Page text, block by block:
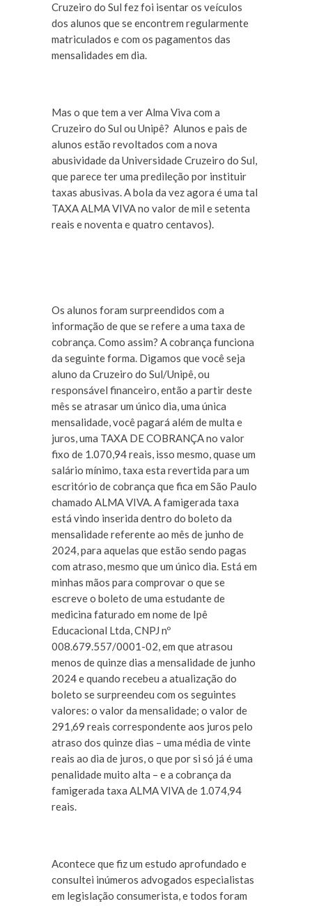
Cruzeiro do Sul fez foi isentar os veículos
dos alunos que se encontrem regularmente
matriculados e com os pagamentos das
mensalidades em dia.
Mas o que tem a ver Alma Viva com a
Cruzeiro do Sul ou Unipê? Alunos e pais de
alunos estão revoltados com a nova
abusividade da Universidade Cruzeiro do Sul,
que parece ter uma predileção por instituir
taxas abusivas. A bola da vez agora é uma tal
TAXA ALMA VIVA no valor de mil e setenta
reais e noventa e quatro centavos).
Os alunos foram surpreendidos com a
informação de que se refere a uma taxa de
cobrança. Como assim? A cobrança funciona
da seguinte forma. Digamos que você seja
aluno da Cruzeiro do Sul/Unipê, ou
responsável financeiro, então a partir deste
mês se atrasar um único dia, uma única
mensalidade, você pagará além de multa e
juros, uma TAXA DE COBRANÇA no valor
fixo de 1.070,94 reais, isso mesmo, quase um
salário mínimo, taxa esta revertida para um
escritório de cobrança que fica em São Paulo
chamado ALMA VIVA. A famigerada taxa
está vindo inserida dentro do boleto da
mensalidade referente ao mês de junho de
2024, para aquelas que estão sendo pagas
com atraso, mesmo que um único dia. Está em
minhas mãos para comprovar o que se
escreve o boleto de uma estudante de
medicina faturado em nome de Ipê
Educacional Ltda, CNPJ nº
008.679.557/0001-02, em que atrasou
menos de quinze dias a mensalidade de junho
2024 e quando recebeu a atualização do
boleto se surpreendeu com os seguintes
valores: o valor da mensalidade; o valor de
291,69 reais correspondente aos juros pelo
atraso dos quinze dias – uma média de vinte
reais ao dia de juros, o que por si só já é uma
penalidade muito alta – e a cobrança da
famigerada taxa ALMA VIVA de 1.074,94
reais.
Acontece que fiz um estudo aprofundado e
consultei inúmeros advogados especialistas
em legislação consumerista, e todos foram